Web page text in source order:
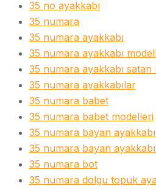
35 no ayakkabı
35 numara
35 numara ayakkabı
35 numara ayakkabı
35 numara ayakkabı satan
35 numara ayakkabılar
35 numara babet
35 numara babet modelleri
35 numara bayan ayakkabı
35 numara bayan
35 numara bot
35 numara dolgu topuk